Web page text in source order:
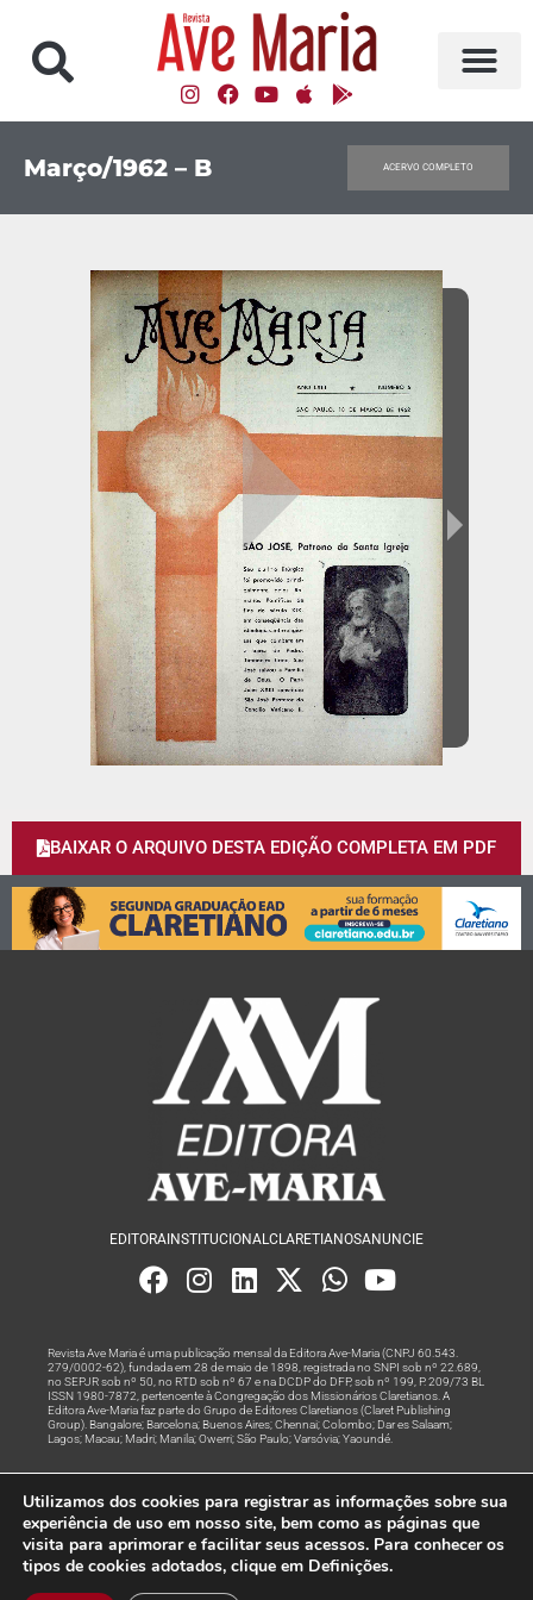
Março/1962 – B ACERVO COMPLETO
BAIXAR O ARQUIVO DESTA EDIÇÃO COMPLETA EM PDF
EDITORA INSTITUCIONALCLARETIANOSANUNCIE
Revista Ave Maria é uma publicação mensal da Editora Ave-Maria (CNPJ 60.543.
279/0002-62), fundada em 28 de maio de 1898, registrada no SNPI sob nº 22.689,
no SEPJR sob nº 50, no RTD sob nº 67 e na DCDP do DFP, sob nº 199, P. 209/73 BL
ISSN 1980-7872, pertencente à Congregação dos Missionários Claretianos. A
Editora Ave-Maria faz parte do Grupo de Editores Claretianos (Claret Publishing
Group). Bangalore; Barcelona; Buenos Aires; Chennai; Colombo; Dar es Salaam;
Lagos; Macau; Madri; Manila; Owerri; São Paulo; Varsóvia; Yaoundé.
Rede
© Todos os Direitos Reservados
Utilizamos dos cookies para registrar as informações sobre sua
experiência de uso em nosso site, bem como as páginas que
visita para aprimorar e facilitar seus acessos. Para conhecer os
tipos de cookies adotados, clique em Definições.